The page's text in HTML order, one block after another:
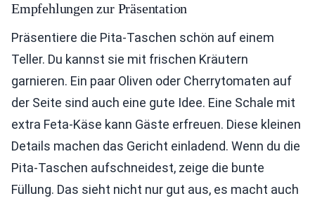
Empfehlungen zur Präsentation
Präsentiere die Pita-Taschen schön auf einem
Teller. Du kannst sie mit frischen Kräutern
garnieren. Ein paar Oliven oder Cherrytomaten auf
der Seite sind auch eine gute Idee. Eine Schale mit
extra Feta-Käse kann Gäste erfreuen. Diese kleinen
Details machen das Gericht einladend. Wenn du die
Pita-Taschen aufschneidest, zeige die bunte
Füllung. Das sieht nicht nur gut aus, es macht auch